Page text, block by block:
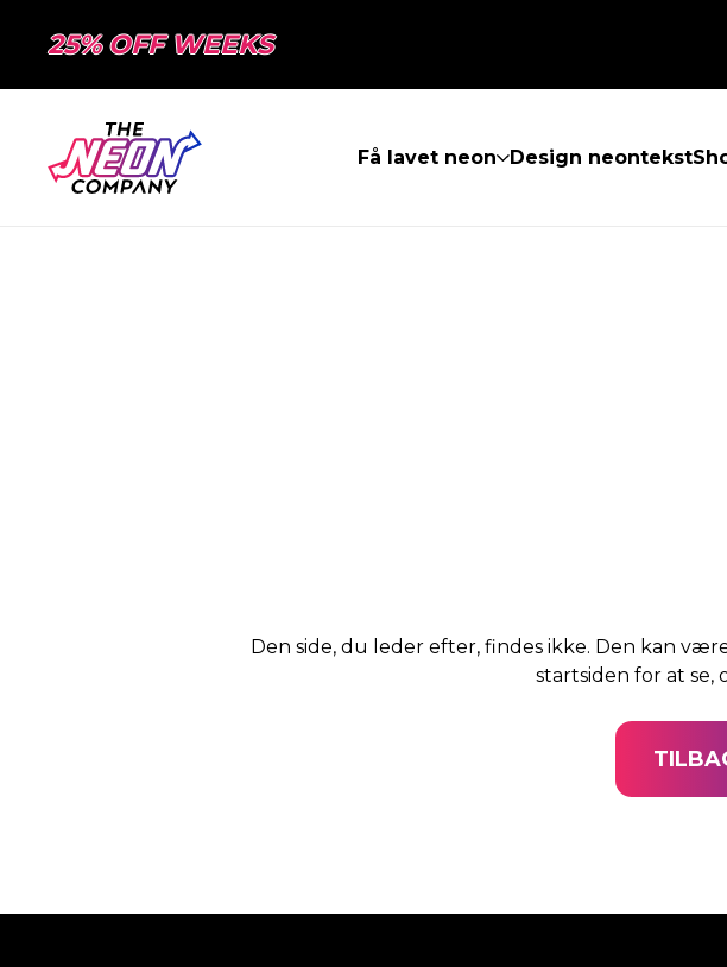
25% OFF WEEKS
Få lavet neon Design neontekst
Den side, du leder efter, findes ikke. Den kan
startsiden for at